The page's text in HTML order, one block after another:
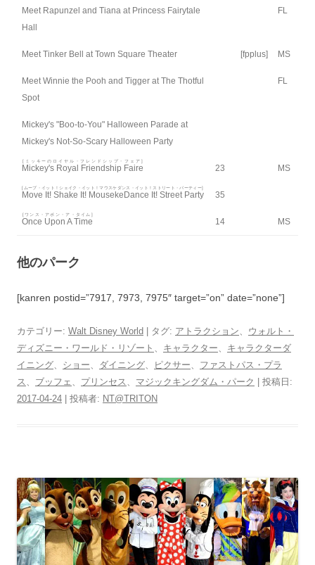
Meet Rapunzel and Tiana at Princess Fairytale
Hall
FL
Meet Tinker Bell at Town Square Theater [fpplus] MS
Meet Winnie the Pooh and Tigger at The Thotful
Spot
FL
Mickey's "Boo-to-You" Halloween Parade at
Mickey's Not-So-Scary Halloween Party
Mickey's Royal Friendship Faire
[ミッキーのロイヤル・フレンドシップ・フェア]
23 MS
Move It! Shake It! MousekeDance It! Street Party
[ムーブ・イット！シェイク・イット！マウスケダンス・イット！ストリート・パーティー]
35
Once Upon A Time
[ワンス・アポン・ア・タイム]
14 MS
他のパーク
[kanren postid=”7917, 7973, 7975″ target=”on” date=”none”]
カテゴリー: Walt Disney World | タグ: アトラクション
ウォルト・
ディズニー・ワールド・リゾート
キャラクター
キャラクターダ
イニング
ショー ダイニング ピクサー
ファストパス・プラ
ス
ブッフェ プリンセス マジックキングダム・パーク | 投稿日:
2017-04-24 | 投稿者: NT@TRITON